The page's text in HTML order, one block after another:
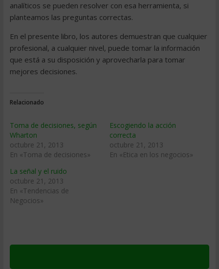
analíticos se pueden resolver con esa herramienta, si
planteamos las preguntas correctas.
En el presente libro, los autores demuestran que cualquier
profesional, a cualquier nivel, puede tomar la información
que está a su disposición y aprovecharla para tomar
mejores decisiones.
Relacionado
Toma de decisiones, según
Wharton
octubre 21, 2013
En «Toma de decisiones»
Escogiendo la acción
correcta
octubre 21, 2013
En «Etica en los negocios»
La señal y el ruido
octubre 21, 2013
En «Tendencias de
Negocios»